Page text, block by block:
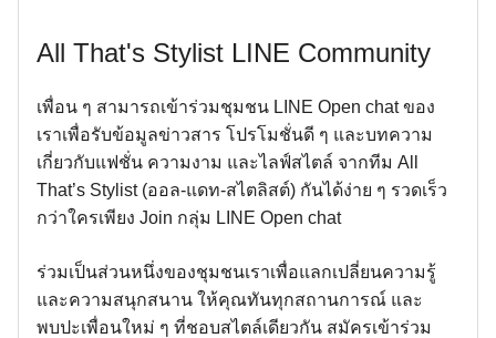
All That's Stylist LINE Community
เพื่อน ๆ สามารถเข้าร่วมชุมชน LINE Open chat ของ
เราเพื่อรับข้อมูลข่าวสาร โปรโมชั่นดี ๆ และบทความ
เกี่ยวกับแฟชั่น ความงาม และไลฟ์สไตล์ จากทีม All
That’s Stylist (ออล-แดท-สไตลิสต์) กันได้ง่าย ๆ รวดเร็ว
กว่าใครเพียง Join กลุ่ม LINE Open chat
ร่วมเป็นส่วนหนึ่งของชุมชนเราเพื่อแลกเปลี่ยนความรู้
และความสนุกสนาน ให้คุณทันทุกสถานการณ์ และ
พบปะเพื่อนใหม่ ๆ ที่ชอบสไตล์เดียวกัน สมัครเข้าร่วม